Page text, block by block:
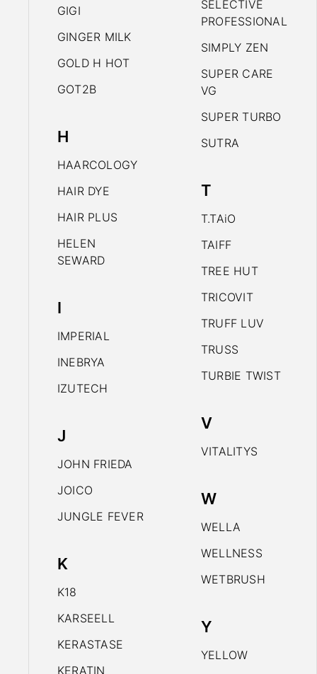
GIGI
GINGER MILK
GOLD H HOT
GOT2B
H
HAARCOLOGY
HAIR DYE
HAIR PLUS
HELEN
SEWARD
I
IMPERIAL
INEBRYA
IZUTECH
J
JOHN FRIEDA
JOICO
JUNGLE FEVER
K
K18
KARSEELL
KERASTASE
KERATIN
SELECTIVE
PROFESSIONAL
SIMPLY ZEN
SUPER CARE
VG
SUPER TURBO
SUTRA
T
T.TAiO
TAIFF
TREE HUT
TRICOVIT
TRUFF LUV
TRUSS
TURBIE TWIST
V
VITALITYS
W
WELLA
WELLNESS
WETBRUSH
Y
YELLOW